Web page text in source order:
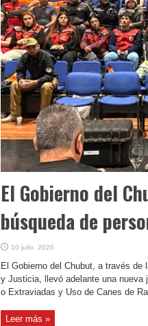
El Gobierno del
búsqueda de
10 julio, 2026
El Gobierno del Chubut, a través
y Justicia, llevó adelante una nueva
o Extraviadas y Uso de Canes de
Leer más »